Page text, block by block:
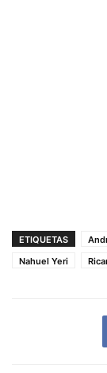
ETIQUETAS
Nahuel Yeri